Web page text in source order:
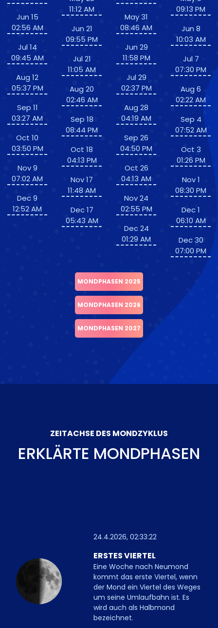
Jun 15
02:56 AM
Jul 14
09:45 AM
Aug 12
05:37 PM
Sep 11
03:27 AM
Oct 10
03:50 PM
Nov 9
07:02 AM
Dec 9
12:52 AM
11:12 AM
Jun 21
09:55 PM
Jul 21
11:05 AM
Aug 20
02:46 AM
Sep 18
08:44 PM
Oct 18
04:13 PM
Nov 17
11:48 AM
Dec 17
05:43 AM
May 31
08:46 AM
Jun 29
11:58 PM
Jul 29
02:37 PM
Aug 28
04:19 AM
Sep 26
04:50 PM
Oct 26
04:13 AM
Nov 24
02:55 PM
Dec 24
01:29 AM
09:13 PM
Jun 8
10:03 AM
Jul 7
07:30 PM
Aug 6
02:22 AM
Sep 4
07:52 AM
Oct 3
01:26 PM
Nov 1
08:30 PM
Dec 1
06:10 AM
Dec 30
07:00 PM
MONDPHASEN 2025
MONDPHASEN 2026
MONDPHASEN 2027
ZEITACHSE DES MONDZYKLUS
ERKLÄRTE MONDPHASEN
24.4.2026, 02:33:22
ERSTES VIERTEL
Eine Woche nach Neumond
kommt das erste Viertel, wenn
der Mond ein Viertel des Weges
um seine Umlaufbahn ist. Es
wird auch als Halbmond
bezeichnet.